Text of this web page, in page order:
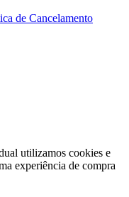
de Cancelamento
utilizamos cookies e
experiência de compra